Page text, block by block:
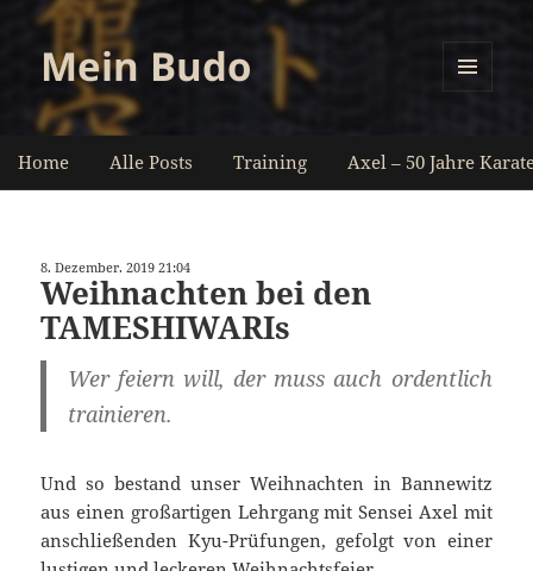
Mein Budo
Home Alle Posts Training Axel – 50 Jahre
8. Dezember. 2019 21:04
Weihnachten bei den
TAMESHIWARIs
Wer feiern will, der muss auch ordentlich
trainieren.
Und so bestand unser Weihnachten in Bannewitz
aus einen großartigen Lehrgang mit Sensei Axel mit
anschließenden Kyu-Prüfungen, gefolgt von einer